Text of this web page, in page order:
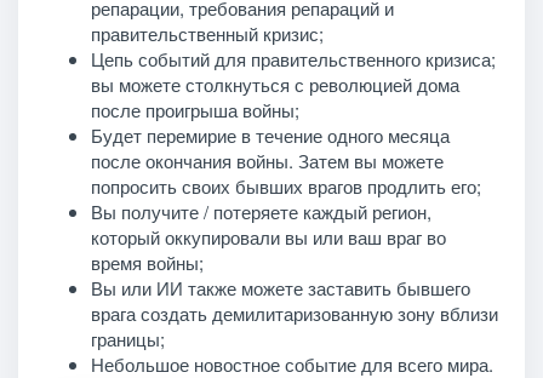
репарации, требования репараций и
правительственный кризис;
Цепь событий для правительственного кризиса;
вы можете столкнуться с революцией дома
после проигрыша войны;
Будет перемирие в течение одного месяца
после окончания войны. Затем вы можете
попросить своих бывших врагов продлить его;
Вы получите / потеряете каждый регион,
который оккупировали вы или ваш враг во
время войны;
Вы или ИИ также можете заставить бывшего
врага создать демилитаризованную зону вблизи
границы;
Небольшое новостное событие для всего мира.